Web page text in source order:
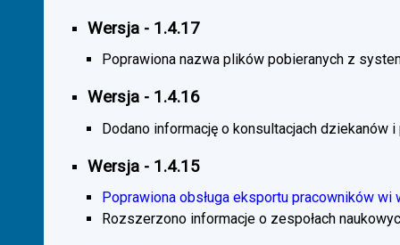
Wersja - 1.4.17
Poprawiona nazwa plików pobieranych z
Wersja - 1.4.16
Dodano informację o konsultacjach dziekanów
Wersja - 1.4.15
Poprawiona obsługa eksportu pracowników wi
Rozszerzono informacje o zespołach